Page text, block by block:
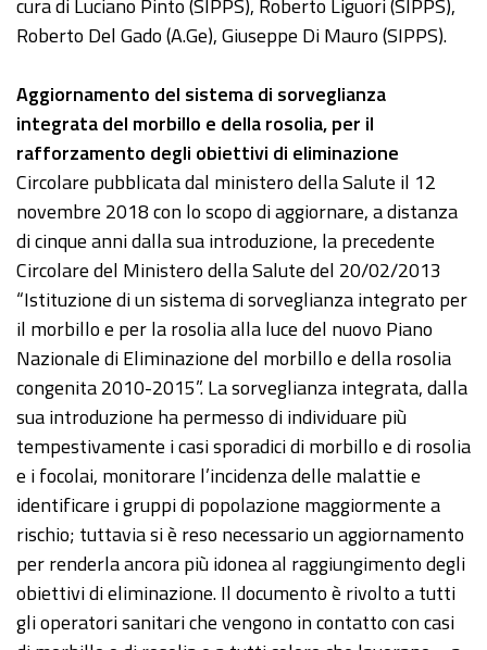
cura di Luciano Pinto (SIPPS), Roberto Liguori (SIPPS),
Roberto Del Gado (A.Ge), Giuseppe Di Mauro (SIPPS).
Aggiornamento del sistema di sorveglianza
integrata del morbillo e della rosolia, per il
rafforzamento degli obiettivi di eliminazione
Circolare pubblicata dal ministero della Salute il 12
novembre 2018 con lo scopo di aggiornare, a distanza
di cinque anni dalla sua introduzione, la precedente
Circolare del Ministero della Salute del 20/02/2013
“Istituzione di un sistema di sorveglianza integrato per
il morbillo e per la rosolia alla luce del nuovo Piano
Nazionale di Eliminazione del morbillo e della rosolia
congenita 2010-2015”. La sorveglianza integrata, dalla
sua introduzione ha permesso di individuare più
tempestivamente i casi sporadici di morbillo e di rosolia
e i focolai, monitorare l’incidenza delle malattie e
identificare i gruppi di popolazione maggiormente a
rischio; tuttavia si è reso necessario un aggiornamento
per renderla ancora più idonea al raggiungimento degli
obiettivi di eliminazione. Il documento è rivolto a tutti
gli operatori sanitari che vengono in contatto con casi